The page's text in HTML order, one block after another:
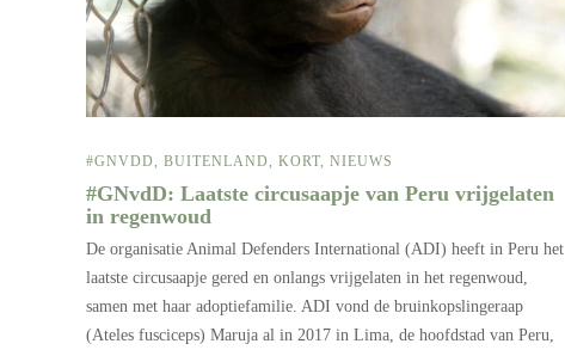
#GNVDD BUITENLAND KORT NIEUWS
#GNvdD: Laatste circusaapje van Peru vrijgelaten
in regenwoud
De organisatie Animal Defenders International (ADI) heeft in Peru het
laatste circusaapje gered en onlangs vrijgelaten in het regenwoud,
samen met haar adoptiefamilie. ADI vond de bruinkopslingeraap
(Ateles fusciceps) Maruja al in 2017 in Lima, de hoofdstad van Peru,